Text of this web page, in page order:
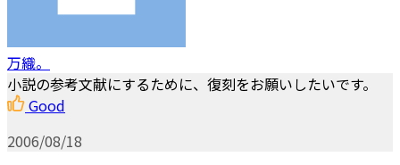
万織。
小説の参考文献にするために、復刻をお願いしたいです。
Good
2006/08/18